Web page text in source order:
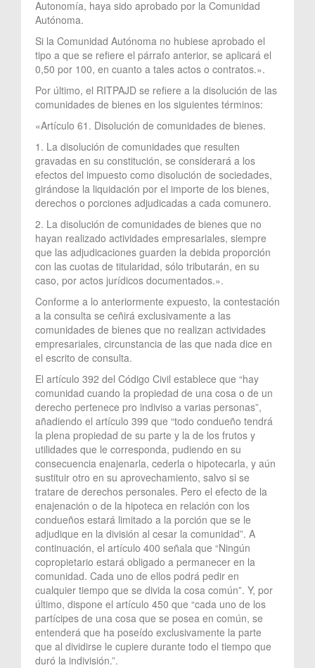
Autonomía, haya sido aprobado por la Comunidad
Autónoma.
Si la Comunidad Autónoma no hubiese aprobado el
tipo a que se refiere el párrafo anterior, se aplicará el
0,50 por 100, en cuanto a tales actos o contratos.».
Por último, el RITPAJD se refiere a la disolución de las
comunidades de bienes en los siguientes términos:
«Artículo 61. Disolución de comunidades de bienes.
1. La disolución de comunidades que resulten
gravadas en su constitución, se considerará a los
efectos del impuesto como disolución de sociedades,
girándose la liquidación por el importe de los bienes,
derechos o porciones adjudicadas a cada comunero.
2. La disolución de comunidades de bienes que no
hayan realizado actividades empresariales, siempre
que las adjudicaciones guarden la debida proporción
con las cuotas de titularidad, sólo tributarán, en su
caso, por actos jurídicos documentados.».
Conforme a lo anteriormente expuesto, la contestación
a la consulta se ceñirá exclusivamente a las
comunidades de bienes que no realizan actividades
empresariales, circunstancia de las que nada dice en
el escrito de consulta.
El artículo 392 del Código Civil establece que “hay
comunidad cuando la propiedad de una cosa o de un
derecho pertenece pro indiviso a varias personas”,
añadiendo el artículo 399 que “todo condueño tendrá
la plena propiedad de su parte y la de los frutos y
utilidades que le corresponda, pudiendo en su
consecuencia enajenarla, cederla o hipotecarla, y aún
sustituir otro en su aprovechamiento, salvo si se
tratare de derechos personales. Pero el efecto de la
enajenación o de la hipoteca en relación con los
condueños estará limitado a la porción que se le
adjudique en la división al cesar la comunidad”. A
continuación, el artículo 400 señala que “Ningún
copropietario estará obligado a permanecer en la
comunidad. Cada uno de ellos podrá pedir en
cualquier tiempo que se divida la cosa común”. Y, por
último, dispone el artículo 450 que “cada uno de los
partícipes de una cosa que se posea en común, se
entenderá que ha poseído exclusivamente la parte
que al dividirse le cupiere durante todo el tiempo que
duró la indivisión.”.